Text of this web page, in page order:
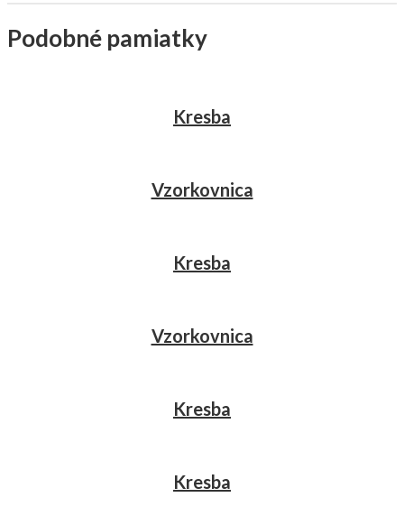
Podobné pamiatky
Kresba
Vzorkovnica
Kresba
Vzorkovnica
Kresba
Kresba